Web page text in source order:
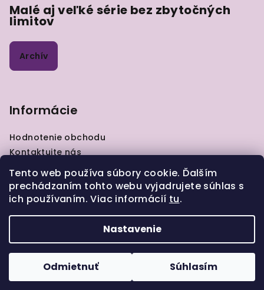
Tento web používa súbory cookie. Ďalším
prechádzaním tohto webu vyjadrujete súhlas s
ich používaním. Viac informácií tu.
Nastavenie
Odmietnuť Súhlasím
Malé aj veľké série bez zbytočných
limitov
Archív
Informácie
Hodnotenie obchodu
Kontaktujte nás
GDPR
Zásady pre vrátenie tovaru
ELIART.sk. Všetky práva vyhradené.
Vytvoril Shoptet